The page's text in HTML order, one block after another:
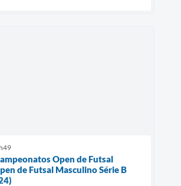
Open de Futsal
de Futsal Masculino Série B